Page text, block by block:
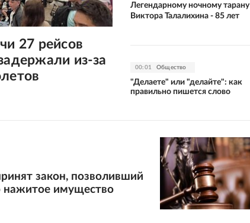
27 рейсов
из-за
Легендарному ночному тарану
Виктора Талалихина - 85 лет
00:01 Общество
"Делаете" или "делайте": как
правильно пишется слово
закон, позволивший
нажитое имущество